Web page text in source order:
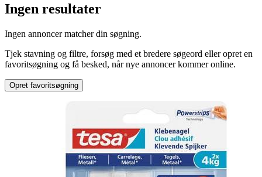
Servering
Type:
Serveringsfade
Ingen resultater
Ingen annoncer matcher din søgning.
Tjek stavning og filtre, forsøg med et bredere søgeord eller opret en
favoritsøgning og få besked, når nye annoncer kommer online.
Opret favoritsøgning